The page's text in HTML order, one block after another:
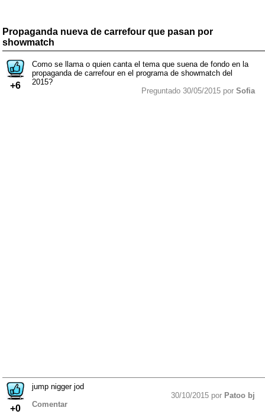
Propaganda nueva de carrefour que pasan por
showmatch
+6
Como se llama o quien canta el tema que suena de fondo en la
propaganda de carrefour en el programa de showmatch del
2015?
Preguntado 30/05/2015 por Sofia
+0
jump nigger jod
30/10/2015 por Patoo bj
Comentar